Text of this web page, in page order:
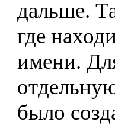
дальше.
где
имени.
было